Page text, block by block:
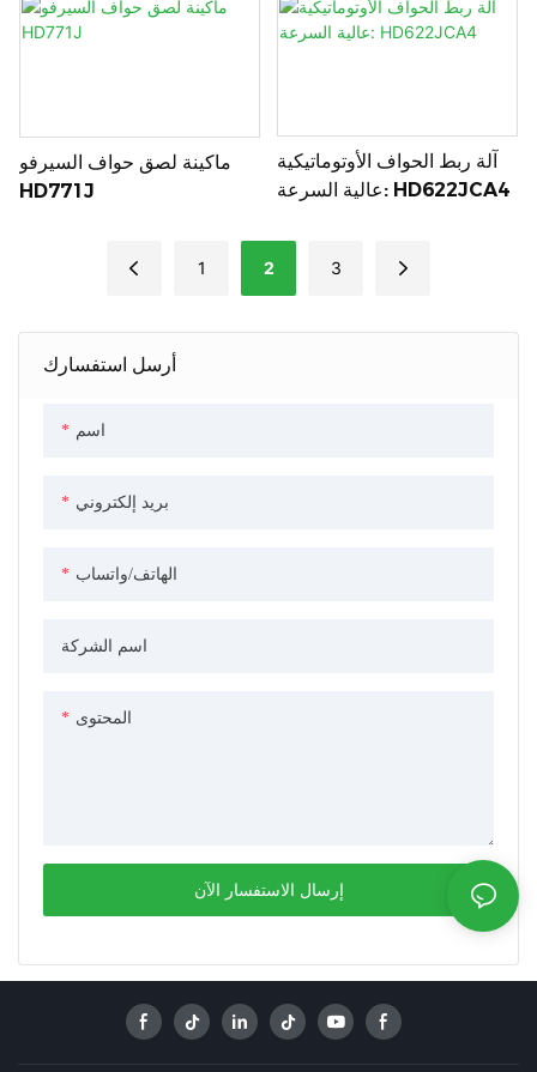
أرسل استفسارك
اسم
بريد إلكتروني
الهاتف/واتساب
اسم الشركة
المحتوى
إرسال الاستفسار الآن
ماكينة لصق حواف السيرفو
HD771J
آلة ربط الحواف الأوتوماتيكية
عالية السرعة: HD622JCA4
1 2 3